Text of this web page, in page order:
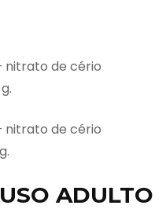
nitrato de cério
nitrato de cério
ADULTO